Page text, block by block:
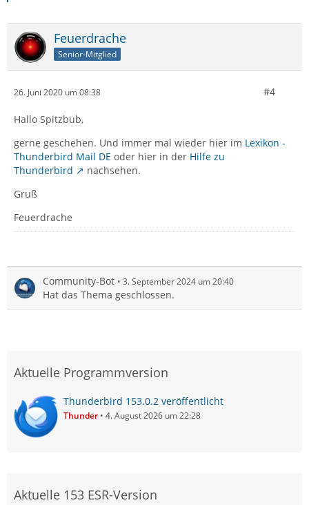
Feuerdrache
Senior-Mitglied
26. Juni 2020 um 08:38 #4
Hallo Spitzbub,
gerne geschehen. Und immer mal wieder hier im Lexikon -
Thunderbird Mail DE oder hier in der Hilfe zu
Thunderbird
nachsehen.
Gruß
Feuerdrache
Community-Bot 3. September 2024 um 20:40
Hat das Thema geschlossen.
Aktuelle Programmversion
Thunderbird 153.0.2 veröffentlicht
Thunder 4. August 2026 um 22:28
Aktuelle 153 ESR-Version